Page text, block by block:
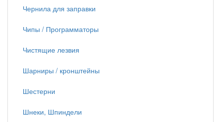
Чернила для заправки
Чипы / Программаторы
Чистящие лезвия
Шарниры / кронштейны
Шестерни
Шнеки, Шпиндели